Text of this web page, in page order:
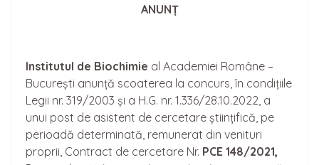
ANUNȚ
Institutul de Biochimie al Academiei Române –
București anunță scoaterea la concurs, în condițiile
Legii nr. 319/2003 și a H.G. nr. 1.336/28.10.2022, a
unui post de asistent de cercetare științifică, pe
perioadă determinată, remunerat din venituri
proprii, Contract de cercetare Nr. PCE 148/2021,